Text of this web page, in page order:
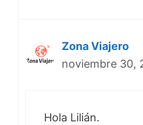
Zona Viajero
noviembre 30,
Hola Lilián.